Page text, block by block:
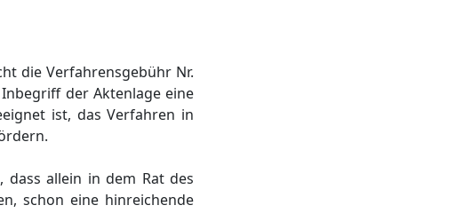
die Verfahrensgebühr Nr.
der Aktenlage eine
ist, das Verfahren in
dass allein in dem Rat des
schon eine hinreichende